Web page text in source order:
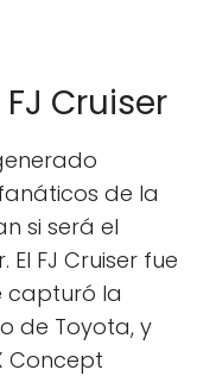
Cruiser
de la
si será el
FJ Cruiser fue
capturó la
de Toyota, y
Concept